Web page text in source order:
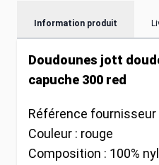
Information produit
Doudounes jott
capuche 300 red
Référence fournisseur
Couleur : rouge
Composition : 100%